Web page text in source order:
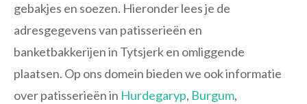
gebakjes en soezen. Hieronder lees je de
adresgegevens van patisserieën en
banketbakkerijen in Tytsjerk en omliggende
plaatsen. Op ons domein bieden we ook informatie
over patisserieën in Hurdegaryp, Burgum,